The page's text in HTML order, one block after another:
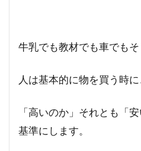
牛乳でも教材でも車でもそ
人は基本的に物を買う時に
「高いのか」それとも「
基準にします。